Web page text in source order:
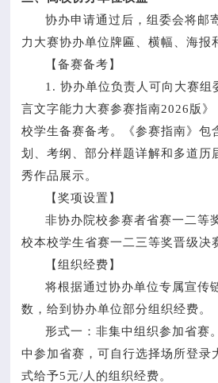
协办申请通过后，组委会将邮
力大赛协办单位牌匾、横幅、海报
【备赛备考】
1. 协办单位负责人可向大赛组
言文字能力大赛参赛指南2026版
校学生备赛备考。《参赛指南》包
划、考纲、部分样题详解和多道历
秀作品展示。
【奖项设置】
非协办院校参赛者省赛一二等
校本校学生省赛一二三等奖晋级决
【组织经费】
将根据通过协办单位专属宣传
数，给到协办单位部分组织经费。
形式一：非集中组织参加省赛
中参加省赛，可自行选择场所登录
式给予5元/人的组织经费。